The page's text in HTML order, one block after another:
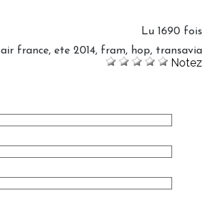
Lu 1690 fois
air france, ete 2014, fram, hop, transavia
Notez